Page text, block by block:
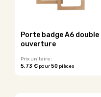
peuvent
sur
du
produit
Porte badge A6 double
ouverture
Prix unitaire :
5,73 € pour50 pièces